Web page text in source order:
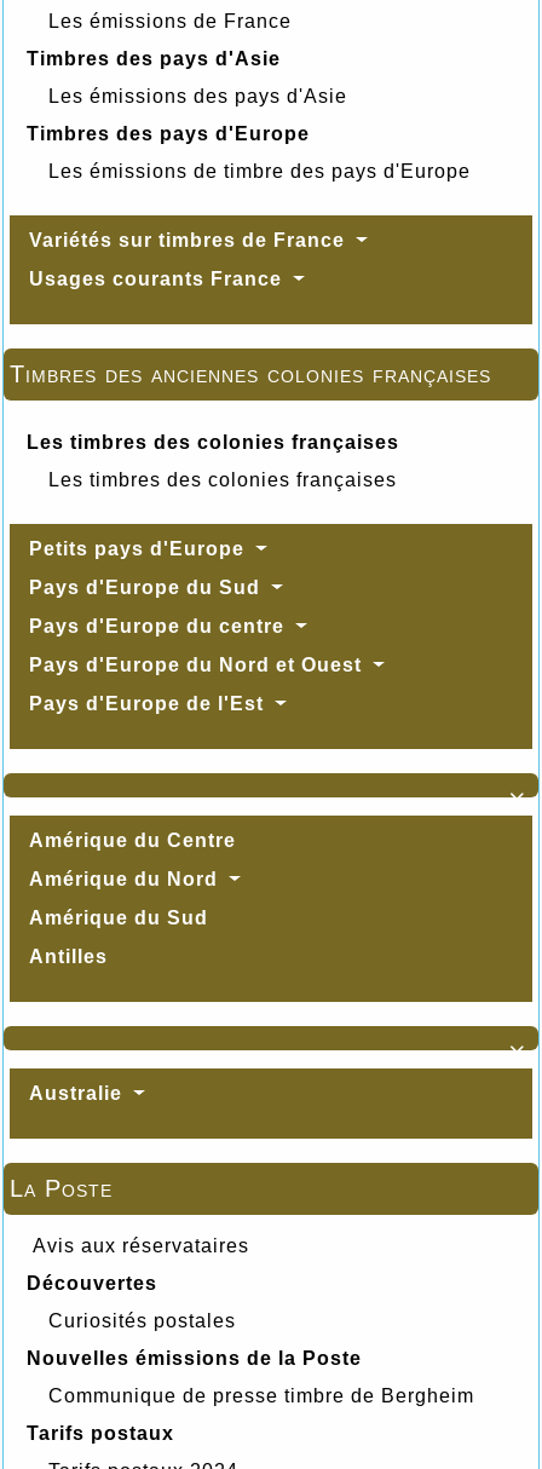
Les émissions de France
Timbres des pays d'Asie
Les émissions des pays d'Asie
Timbres des pays d'Europe
Les émissions de timbre des pays d'Europe
Variétés sur timbres de France
Usages courants France
Timbres des anciennes colonies françaises
Les timbres des colonies françaises
Les timbres des colonies françaises
Petits pays d'Europe
Pays d'Europe du Sud
Pays d'Europe du centre
Pays d'Europe du Nord et Ouest
Pays d'Europe de l'Est

Amérique du Centre
Amérique du Nord
Amérique du Sud
Antilles

Australie
La Poste
Avis aux réservataires
Découvertes
Curiosités postales
Nouvelles émissions de la Poste
Communique de presse timbre de Bergheim
Tarifs postaux